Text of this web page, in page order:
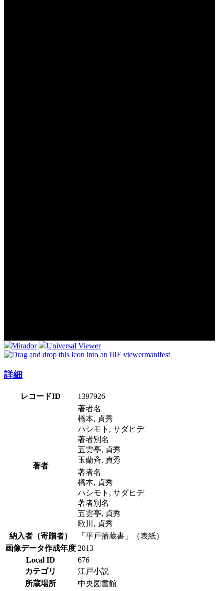
Mirador
Universal Viewer
manifest
詳細
レコードID 1397926
著者
著者名
橋本, 貞秀
ハシモト, サダヒデ
著者別名
五雲亭, 貞秀
玉蘭斉, 貞秀
著者名
橋本, 貞秀
ハシモト, サダヒデ
著者別名
五雲亭, 貞秀
歌川, 貞秀
納入者（寄贈者）
「平戸藩蔵書」（表紙）
画像データ作成年度 2013
Local ID
676
カテゴリ
江戸小説
所蔵場所
中央図書館